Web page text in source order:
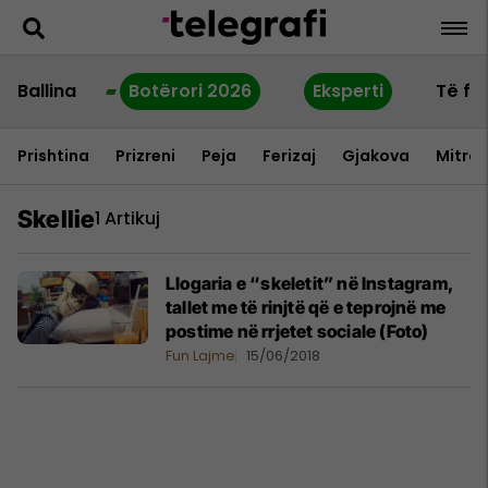
Ballina Botërori 2026 Eksperti Të
Prishtina Prizreni Peja Ferizaj Gjakova
Skellie1 Artikuj
Llogaria e “skeletit” në Instagram,
tallet me të rinjtë që e teprojnë me
postime në rrjetet sociale (Foto)
Fun Lajme 15/06/2018